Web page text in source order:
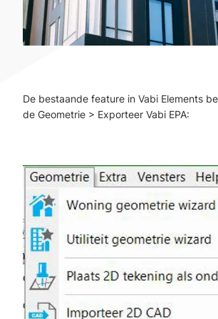
De bestaande feature in Vabi Elements
de Geometrie > Exporteer Vabi EPA: